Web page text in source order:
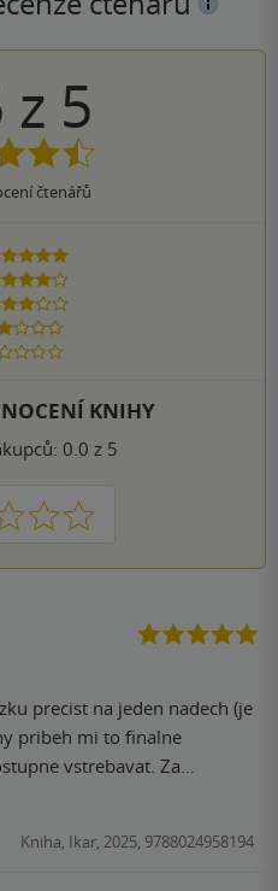
z 5
čtenářů
5 hvězdiček
4 hvězdičky
3 hvězdičky
hvězdičky
KNIHY
0.0 z 5
5
precist na jeden nadech (je
pribeh mi to finalne
vstrebavat. Za
daleko vic hloubky! Ani
lidi, obrazy, patova
byt se svym synem a
Kniha, Ikar, 2025, 9788024958194